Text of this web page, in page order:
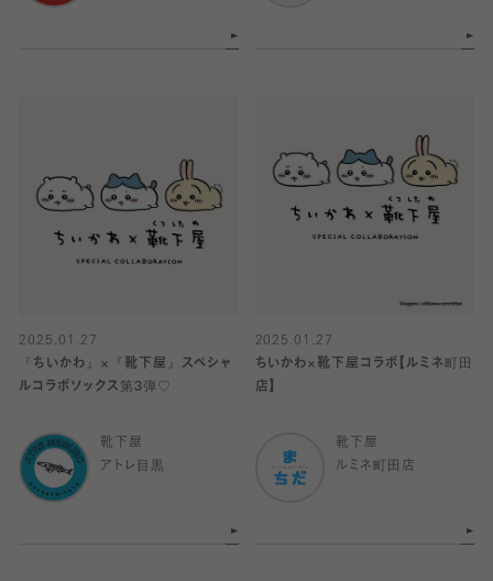
2025.01.27
『ちいかわ』×『靴下屋』スペシャ
ルコラボソックス第3弾♡
靴下屋
アトレ目黒
2025.01.27
ちいかわ×靴下屋コラボ【ルミネ町田
店】
靴下屋
ルミネ町田店